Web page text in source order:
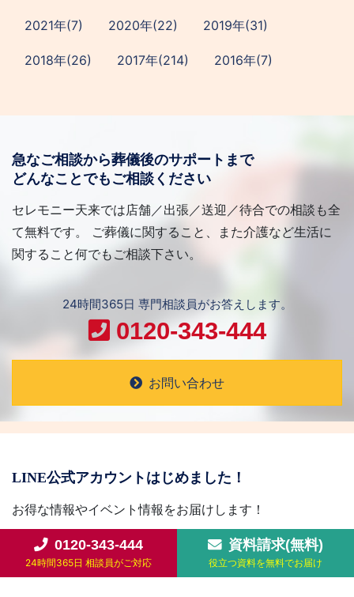
2021年(7) 2020年(22) 2019年(31)
2018年(26) 2017年(214) 2016年(7)
急なご相談から葬儀後のサポートまで
どんなことでもご相談ください
セレモニー天来では店舗／出張／送迎／待合での相談も全
て無料です。 ご葬儀に関すること、また介護など生活に
関すること何でもご相談下さい。
24時間365日 専門相談員がお答えします。
0120-343-444
お問い合わせ
LINE公式アカウントはじめました！
お得な情報やイベント情報をお届けします！
友だち追加
0120-343-444
24時間365日 相談員がご対応
資料請求(無料)
役立つ資料を無料でお届け